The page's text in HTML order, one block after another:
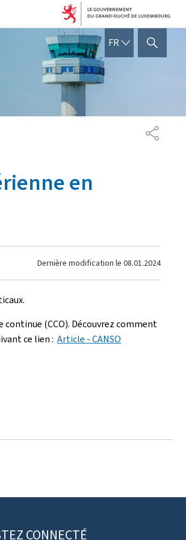
FR FRANÇAIS
AFFICHER / MASQUER
en
Dernière modification le 08.01.2024
(CCO). Découvrez comment
ce lien : Article - CANSO
CONNECTÉ